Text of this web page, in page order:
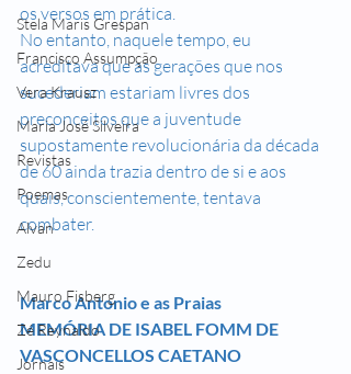
Stela Maris Grespan
Francisco Assumpção
Vera Krausz
Maria José Silveira
Revistas
Poemas
Alvan
Zedu
Mauro Fisberg
Zé Reynaldo
Jornais
os versos em prática.
No entanto, naquele tempo, eu
acreditava que as gerações que nos
sucederiam estariam livres dos
preconceitos que a juventude
supostamente revolucionária da década
de 60 ainda trazia dentro de si e aos
quais, conscientemente, tentava
combater.
Marco Antonio e as Praias
MEMÓRIA DE ISABEL FOMM DE
VASCONCELLOS CAETANO